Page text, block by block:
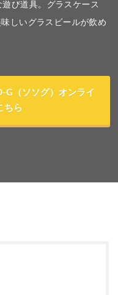
び道具。グラスケース
しいグラスビールが飲め
G（ソソグ）オンライ
ちら